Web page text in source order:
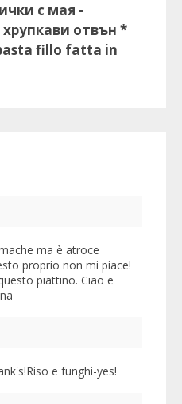
с мая -
отвън *
fillo fatta in
ma è atroce
proprio non mi piace!
piattino. Ciao e
e funghi-yes!